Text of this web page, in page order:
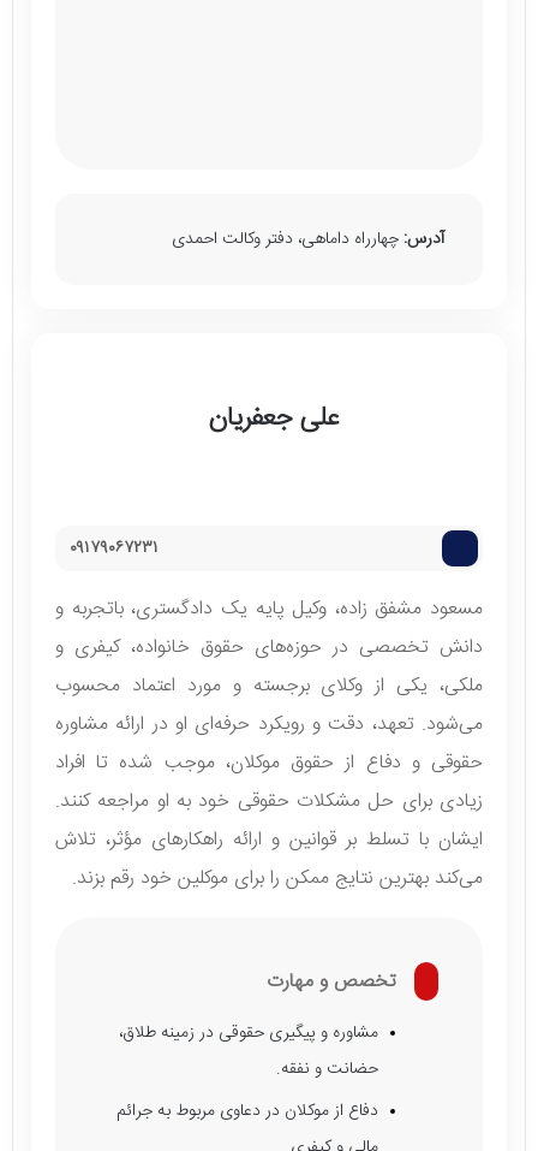
آدرس: چهارراه داماهی، دفتر وکالت احمدی
علی جعفریان
۰۹۱۷۹۰۶۷۲۳۱
مسعود مشفق زاده، وکیل پایه یک دادگستری، باتجربه و
دانش تخصصی در حوزه‌های حقوق خانواده، کیفری و
ملکی، یکی از وکلای برجسته و مورد اعتماد محسوب
می‌شود. تعهد، دقت و رویکرد حرفه‌ای او در ارائه مشاوره
حقوقی و دفاع از حقوق موکلان، موجب شده تا افراد
زیادی برای حل مشکلات حقوقی خود به او مراجعه کنند.
ایشان با تسلط بر قوانین و ارائه راهکارهای مؤثر، تلاش
می‌کند بهترین نتایج ممکن را برای موکلین خود رقم بزند.
تخصص و مهارت
مشاوره و پیگیری حقوقی در زمینه طلاق،
حضانت و نفقه.
دفاع از موکلان در دعاوی مربوط به جرائم